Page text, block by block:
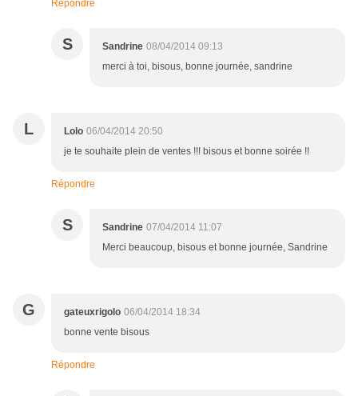
Répondre
S Sandrine 08/04/2014 09:13
merci à toi, bisous, bonne journée, sandrine
L Lolo 06/04/2014 20:50
je te souhaite plein de ventes !!! bisous et bonne soirée !!
Répondre
S Sandrine 07/04/2014 11:07
Merci beaucoup, bisous et bonne journée, Sandrine
G gateuxrigolo 06/04/2014 18:34
bonne vente bisous
Répondre